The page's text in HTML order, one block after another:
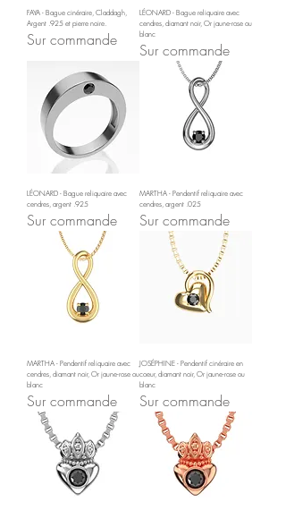
FAYA - Bague cinéraire, Claddagh,
Argent .925 et pierre noire.
Sur commande
LÉONARD - Bague reliquaire avec
cendres, diamant noir, Or jaune-rose ou
blanc
Sur commande
LÉONARD - Bague reliquaire avec
cendres, argent .925
Sur commande
MARTHA - Pendentif reliquaire avec
cendres, argent .025
Sur commande
MARTHA - Pendentif reliquaire avec
cendres, diamant noir, Or jaune-rose ou
blanc
Sur commande
JOSÉPHINE - Pendentif cinéraire en
coeur, diamant noir, Or jaune-rose ou
blanc
Sur commande